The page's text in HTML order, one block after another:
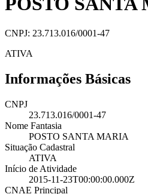
CNPJ: 23.713.016/0001-47
ATIVA
Informações Básicas
CNPJ
23.713.016/0001-47
Nome Fantasia
POSTO SANTA MARIA
Situação Cadastral
ATIVA
Início de Atividade
2015-11-23T00:00:00.000Z
CNAE Principal